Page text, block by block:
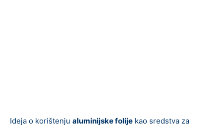
Ideja o korištenju aluminijske folije kao sredstva za